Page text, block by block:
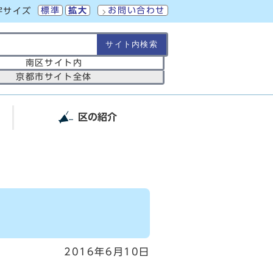
サイズ 標準 拡大 お問い合わせ
南区サイト内
京都市サイト全体
区の紹介
2016年6月10日